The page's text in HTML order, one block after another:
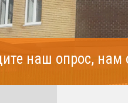
наш опрос,